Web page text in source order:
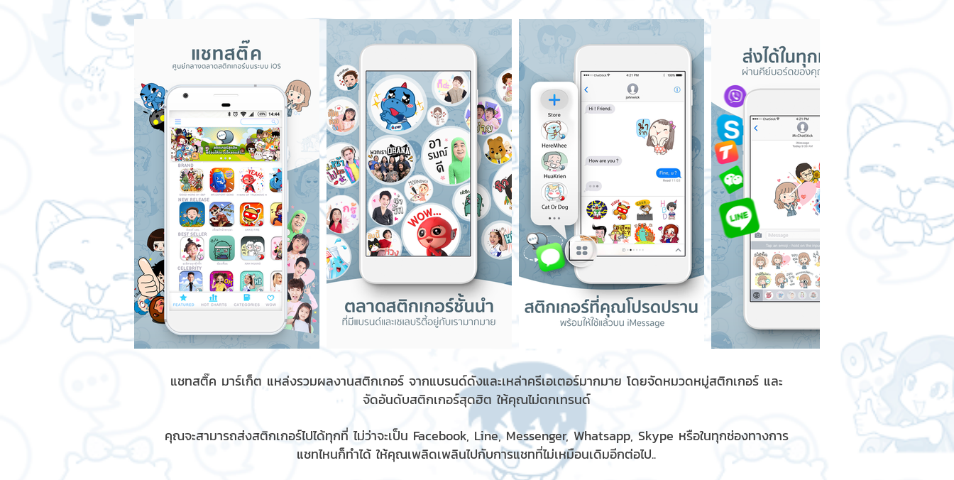
แชทสติ๊ค มาร์เก็ต แหล่งรวมผลงานสติกเกอร์ จากแบรนด์ดังและเหล่าครีเอเตอร์มากมาย โดยจัดหมวดหมู่สติกเกอร์ และ
จัดอันดับสติกเกอร์สุดฮิต ให้คุณไม่ตกเทรนด์
คุณจะสามารถส่งสติกเกอร์ไปได้ทุกที่ ไม่ว่าจะเป็น Facebook, Line, Messenger, Whatsapp, Skype หรือในทุกช่องทางการ
แชทไหนก็ทำได้ ให้คุณเพลิดเพลินไปกับการแชทที่ไม่เหมือนเดิมอีกต่อไป..